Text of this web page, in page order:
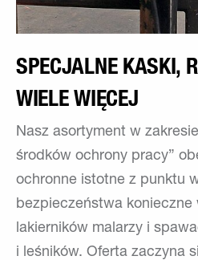
SPECJALNE KASKI,
WIELE WIĘCEJ
Nasz asortyment w
środków ochrony pracy”
ochronne istotne z punktu
bezpieczeństwa
lakierników malarzy i
i leśników. Oferta zaczyna